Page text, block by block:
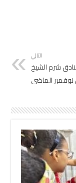
التالي
شرم الشيخ